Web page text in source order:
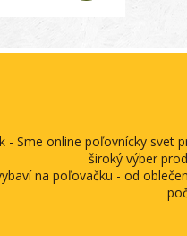
- Sme online poľovnícky
široký výber
na poľovačku - od